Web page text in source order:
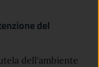
del
dell'ambiente